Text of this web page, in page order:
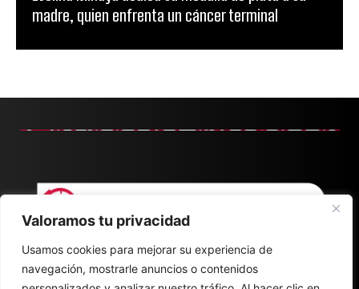
Valoramos tu privacidad
Usamos cookies para mejorar su experiencia de
navegación, mostrarle anuncios o contenidos
madre, quien enfrenta un cáncer terminal